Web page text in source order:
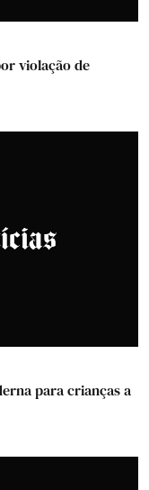
violação de
para crianças a